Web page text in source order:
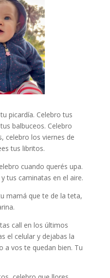
picardía. Celebro tus
balbuceos. Celebro
celebro los viernes de
tus libritos.
cuando querés upa.
tus caminatas en el aire.
mamá que te de la teta,
call en los últimos
el celular y dejabas la
a vos te quedan bien. Tu